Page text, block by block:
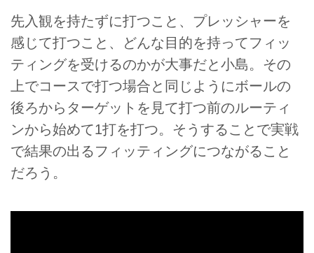
先入観を持たずに打つこと、プレッシャーを
感じて打つこと、どんな目的を持ってフィッ
ティングを受けるのかが大事だと小島。その
上でコースで打つ場合と同じようにボールの
後ろからターゲットを見て打つ前のルーティ
ンから始めて1打を打つ。そうすることで実戦
で結果の出るフィッティングにつながること
だろう。